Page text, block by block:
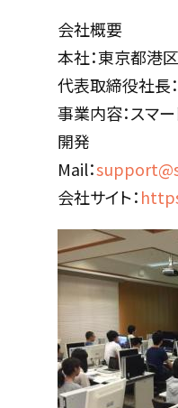
会社概要
本社：東京都港
代表取締役社長
事業内容：スマ
開発
Mail：
会社サイト：